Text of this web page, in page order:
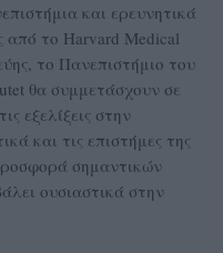
και ερευνητικά
από το Harvard Medical
το Πανεπιστήμιο του
θα συμμετάσχουν σε
εξελίξεις στην
και τις επιστήμες της
σημαντικών
ουσιαστικά στην